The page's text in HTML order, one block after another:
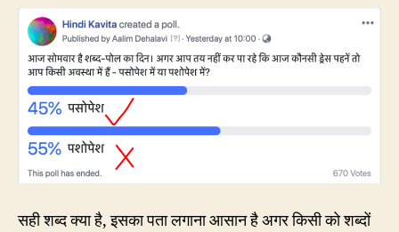
सही शब्द क्या है, इसका पता लगाना आसान है अगर किसी को शब्दों